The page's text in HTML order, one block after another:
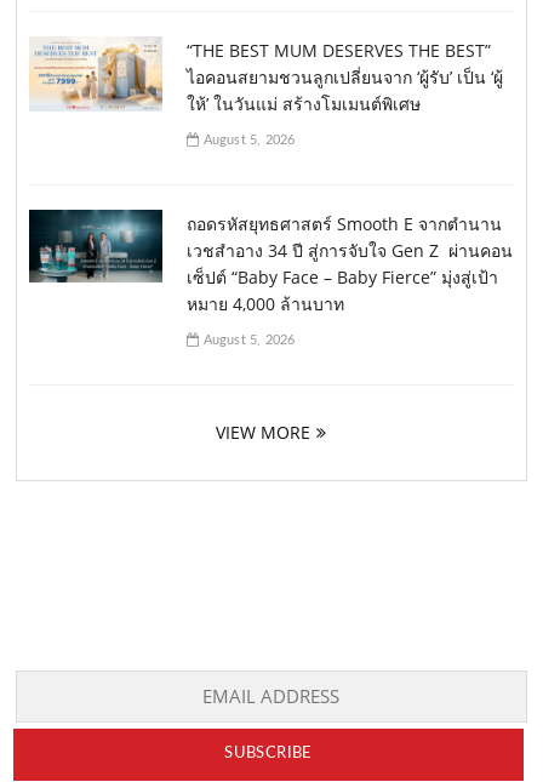
“THE BEST MUM DESERVES THE BEST”
ไอคอนสยามชวนลูกเปลี่ยนจาก ‘ผู้รับ’ เป็น ‘ผู้
ให้’ ในวันแม่ สร้างโมเมนต์พิเศษ
August 5, 2026
ถอดรหัสยุทธศาสตร์ Smooth E จากตำนาน
เวชสำอาง 34 ปี สู่การจับใจ Gen Z ผ่านคอน
เซ็ปต์ “Baby Face – Baby Fierce” มุ่งสู่เป้า
หมาย 4,000 ล้านบาท
August 5, 2026
VIEW MORE